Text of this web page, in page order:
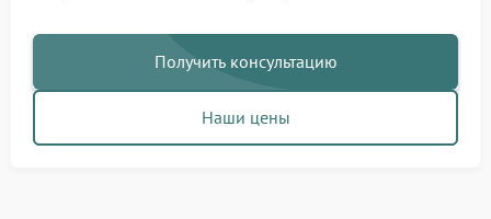
Получить консультацию
Наши цены